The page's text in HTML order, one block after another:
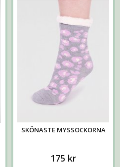
SKÖNASTE MYSSOCKORNA
175 kr